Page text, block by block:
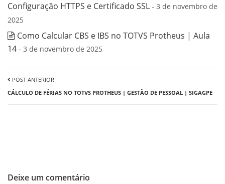
Configuração HTTPS e Certificado SSL - 3 de novembro de
2025
Como Calcular CBS e IBS no TOTVS Protheus | Aula
14 - 3 de novembro de 2025
POST ANTERIOR
CÁLCULO DE FÉRIAS NO TOTVS PROTHEUS | GESTÃO DE PESSOAL | SIGAGPE
Deixe um comentário